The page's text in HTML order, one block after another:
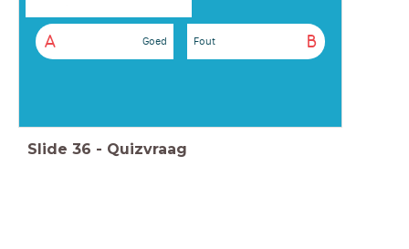
A Goed B
Fout
Slide 36 - Quizvraag